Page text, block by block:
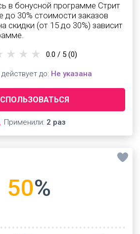
в бонусной программе Стрит
до 30% стоимости заказов
скидки (от 15 до 30%) зависит
Применили: 2 раз
0.0 / 5 (0)
до: Не указана
50%